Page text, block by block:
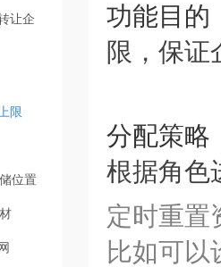
让企
限
位置
功能目的
限，保证
分配策略
根据角色
定时重置
比如可